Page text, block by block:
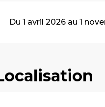
Du 1 avril 2026 au 1